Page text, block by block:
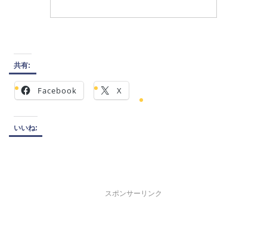
共有:
Facebook X
いいね:
スポンサーリンク